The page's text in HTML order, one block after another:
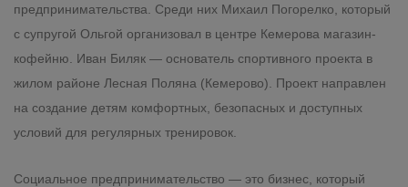
предпринимательства. Среди них Михаил Погорелко, который
с супругой Ольгой организовал в центре Кемерова магазин-
кофейню. Иван Биляк — основатель спортивного проекта в
жилом районе Лесная Поляна (Кемерово). Проект направлен
на создание детям комфортных, безопасных и доступных
условий для регулярных тренировок.
Социальное предпринимательство — это бизнес, который